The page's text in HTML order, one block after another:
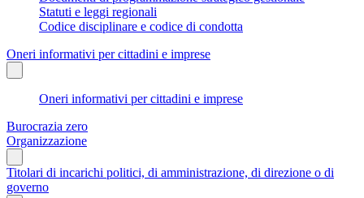
Statuti e leggi regionali
Codice disciplinare e codice di condotta
Oneri informativi per cittadini e imprese
Oneri informativi per cittadini e imprese
Burocrazia zero
Organizzazione
Titolari di incarichi politici, di amministrazione, di direzione o di
governo